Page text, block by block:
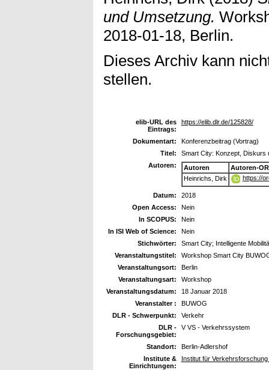
und Umsetzung.
2018-01-18, Berlin.
Dieses Archiv kann
stellen.
elib-URL des
Eintrags:
https://elib.dlr.de/125828/
Dokumentart:
Konferenzbeitrag (Vortrag)
Titel:
Smart City: Konzept, Diskurs
Autoren:
Autoren
Autoren-
Heinrichs, Dirk
https://
Datum:
2018
Open Access:
Nein
In SCOPUS:
Nein
In ISI Web of Science:
Nein
Stichwörter:
Smart City; Intelligente
Veranstaltungstitel:
Workshop Smart City
Veranstaltungsort:
Berlin
Veranstaltungsart:
Workshop
Veranstaltungsdatum:
18 Januar 2018
Veranstalter :
BUWOG
DLR - Schwerpunkt:
Verkehr
DLR -
Forschungsgebiet:
V VS - Verkehrssystem
Standort:
Berlin-Adlershof
Institute &
Einrichtungen:
Institut für